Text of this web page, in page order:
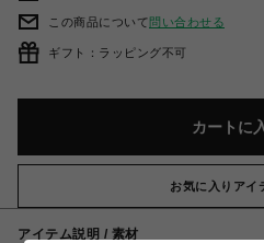
この商品について問い合わせる
ギフト：ラッピング不可
カートに
お気に入りアイ
アイテム説明 / 素材